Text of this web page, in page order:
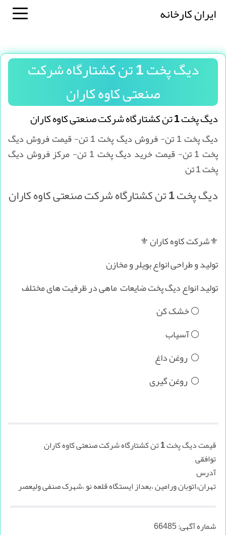
ایران کارخانه
دیگ پخت 1 تن کشتارگاه شرکت
صنعتی کاوه کاران
دیگ پخت 1 تن کشتارگاه شرکت صنعتی کاوه کاران
دیگ پخت 1 تن- فروش دیگ پخت 1 تن- قیمت فروش دیگ
پخت 1 تن- قیمت خرید دیگ پخت 1 تن- مرکز فروش دیگ
پخت 1 تن
دیگ پخت 1 تن کشتارگاه شرکت صنعتی کاوه کاران
⚜️شرکت کاوه کاران ⚜️
تولید و طراحی انواع بویلر و مخازن
تولید انواع دیگ پخت ضایعات ماهی در ظرفیت های مختلف
⚪ خشک کن
⚪ آسیاب
⚪ روغن داغ
⚪ روغن گیری
قیمت دیگ پخت 1 تن کشتارگاه شرکت صنعتی کاوه کاران
توافقی
آدرس
تهران،اتوبان ورامین ،بعداز ایستگاه قلعه نو ،شهرک صنفی ولیعصر
شماره آگهی:66485